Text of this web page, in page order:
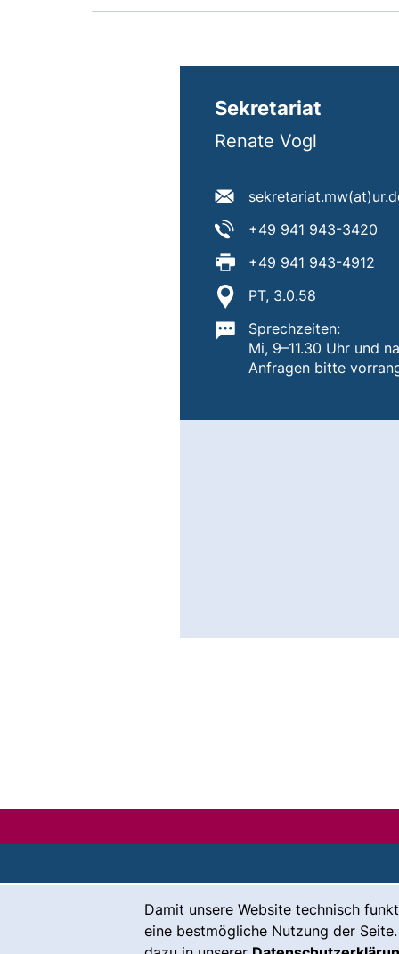
Damit unsere Website technisch
eine bestmögliche Nutzung der
Sekretariat
Renate Vogl
E-Mail Adresse:
Tel:
+49 941 943-3420
Fax:
+49 941 943-4912
Standort:
PT, 3.0.58
Wichtige Informationen:
Sprechzeiten:
Mi, 9–11.30 Uhr und
Anfragen bitte
Kontakt
Karriere